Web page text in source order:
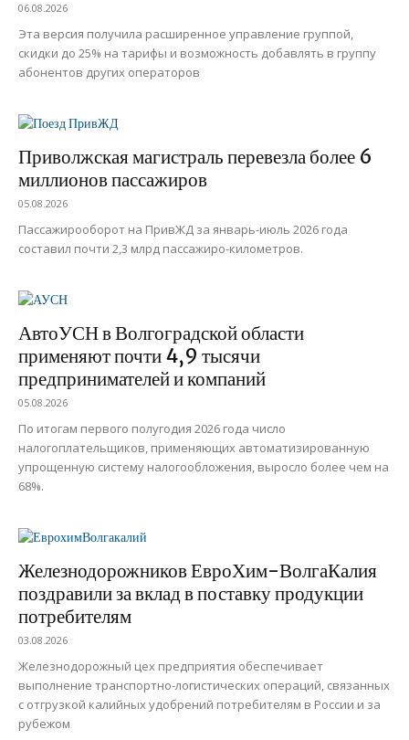
06.08.2026
Эта версия получила расширенное управление группой,
скидки до 25% на тарифы и возможность добавлять в группу
абонентов других операторов
Приволжская магистраль перевезла более 6
миллионов пассажиров
05.08.2026
Пассажирооборот на ПривЖД за январь-июль 2026 года
составил почти 2,3 млрд пассажиро-километров.
АвтоУСН в Волгоградской области
применяют почти 4,9 тысячи
предпринимателей и компаний
05.08.2026
По итогам первого полугодия 2026 года число
налогоплательщиков, применяющих автоматизированную
упрощенную систему налогообложения, выросло более чем на
68%.
Железнодорожников ЕвроХим-ВолгаКалия
поздравили за вклад в поставку продукции
потребителям
03.08.2026
Железнодорожный цех предприятия обеспечивает
выполнение транспортно-логистических операций, связанных
с отгрузкой калийных удобрений потребителям в России и за
рубежом